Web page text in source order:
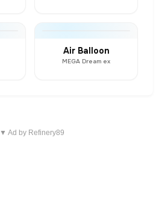
Air Balloon
MEGA Dream ex
▼ Ad by Refinery89